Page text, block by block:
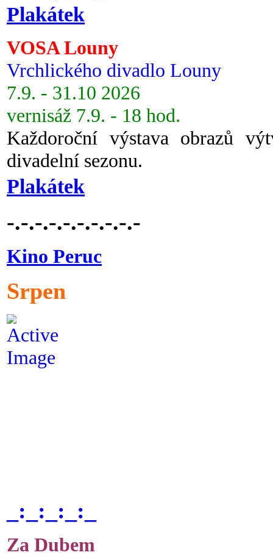
Plakátek
VOSA Louny
Vrchlického divadlo Louny
7.9. - 31.10 2026
vernisáž 7.9. - 18 hod.
Každoroční výstava obrazů
divadelní sezonu.
Plakátek
-.-.-.-.-.-.-.-.-.-
Kino Peruc
Srpen
_:_:_:_:_
Za Dubem